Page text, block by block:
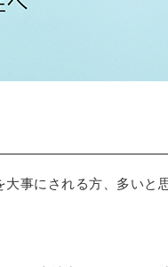
事にされる方、多いと